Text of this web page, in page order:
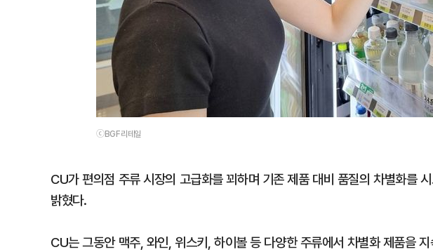
ⓒBGF리테일
CU가 편의점 주류 시장의 고급화를 꾀하며 기존 제품 대비 품질의 차별화를
밝혔다.
CU는 그동안 맥주, 와인, 위스키, 하이볼 등 다양한 주류에서 차별화 제품을